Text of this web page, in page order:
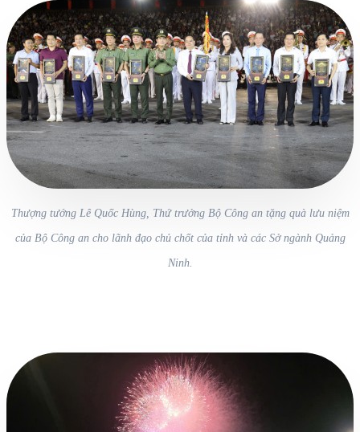
Thượng tướng Lê Quốc Hùng, Thứ trưởng Bộ Công an tặng quà lưu niệm
của Bộ Công an cho lãnh đạo chủ chốt của tỉnh và các Sở ngành Quảng
Ninh.